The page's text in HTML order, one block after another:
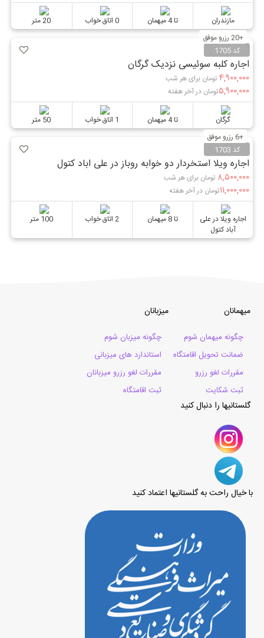
مازندران تا 4 میهمان 0 اتاق خواب 20 متر
کد 1705
+20 رزرو موفق
اجاره کلبه سوئیسی نزدیک گرگان
۴,۹۰۰,۰۰۰ تومان برای هر شب
۵,۹۰۰,۰۰۰تومان در آخر هفته
گرگان تا 4 میهمان 1 اتاق خواب 50 متر
کد 1703
+6 رزرو موفق
اجاره ویلا استخردار دو خوابه روباز در علی اباد کتول
۸,۵۰۰,۰۰۰ تومان برای هر شب
۱۱,۰۰۰,۰۰۰تومان در آخر هفته
اجاره ویلا در علی
آباد کتول
تا 8 میهمان 2 اتاق خواب 100 متر
میهمانان
چگونه میهمان شوم
ضمانت تحویل اقامتگاه
مقررات لغو رزرو
ثبت شکایت
میزبانان
چگونه میزبان شوم
استاندارد های میزبانی
مقررات لغو رزرو میزبانان
ثبت اقامتگاه
گلستانیها را دنبال کنید
با خیال راحت به گلستانیها اعتماد کنید